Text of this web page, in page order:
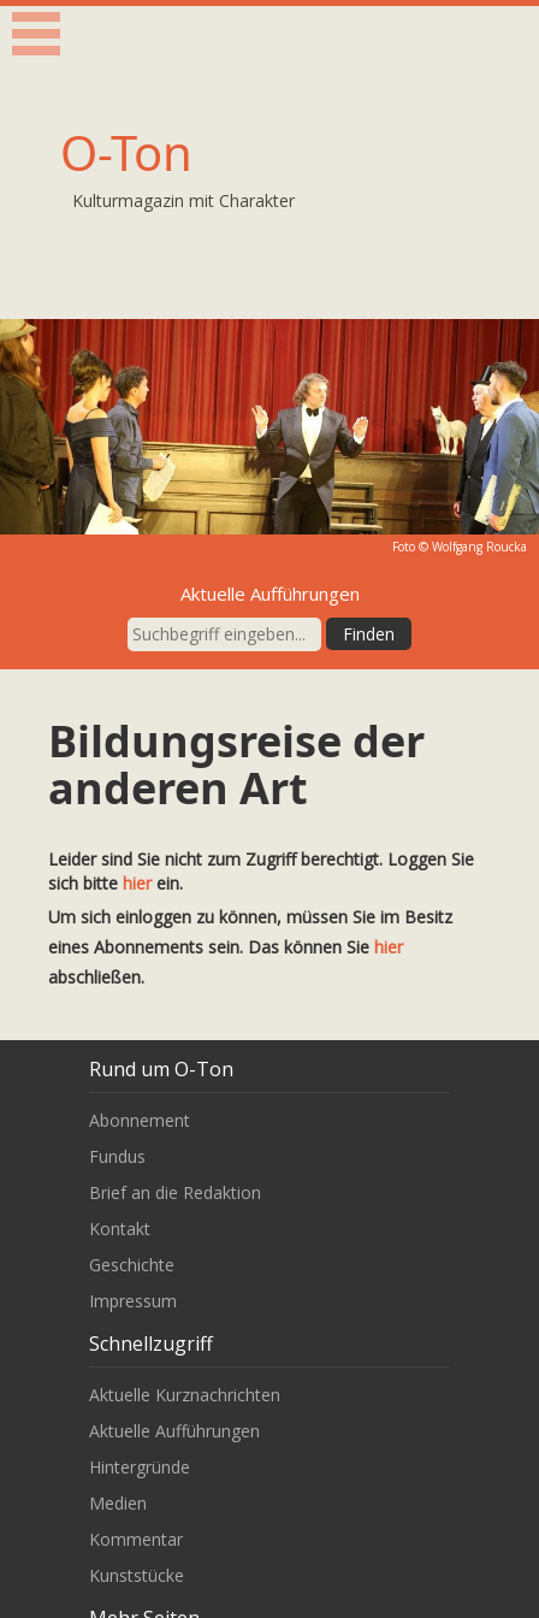
O-Ton
Kulturmagazin mit Charakter
Foto © Wolfgang Roucka
Aktuelle Aufführungen
Bildungsreise der
anderen Art
Leider sind Sie nicht zum Zugriff berechtigt. Loggen Sie
sich bitte hierein.
Um sich einloggen zu können, müssen Sie im Besitz
eines Abonnements sein. Das können Sie hier
abschließen.
Rund um O-Ton
Abonnement
Fundus
Brief an die Redaktion
Kontakt
Geschichte
Impressum
Schnellzugriff
Aktuelle Kurznachrichten
Aktuelle Aufführungen
Hintergründe
Medien
Kommentar
Kunststücke